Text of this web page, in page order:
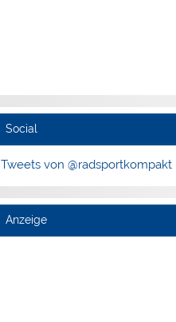
Social
Tweets von @radsportkompakt
Anzeige